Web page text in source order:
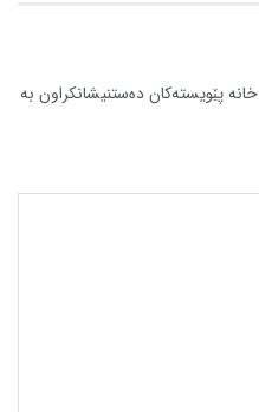
خانە پێویستەکان دەستنیشانکراون بە